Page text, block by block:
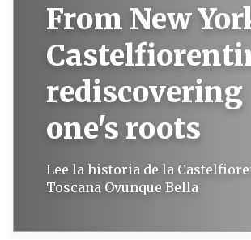
From New
rediscovering
one's roots
Lee la historia de la
Toscana Ovunque Bella